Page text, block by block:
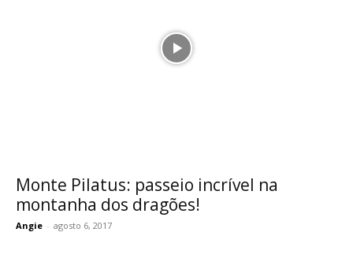
Monte Pilatus: passeio incrível na
montanha dos dragões!
Angie - agosto 6, 2017